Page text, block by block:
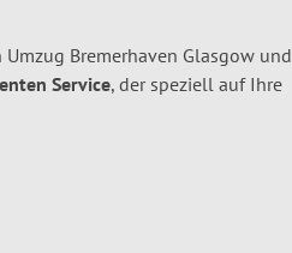
Bremerhaven Glasgow und
Service, der speziell auf Ihre